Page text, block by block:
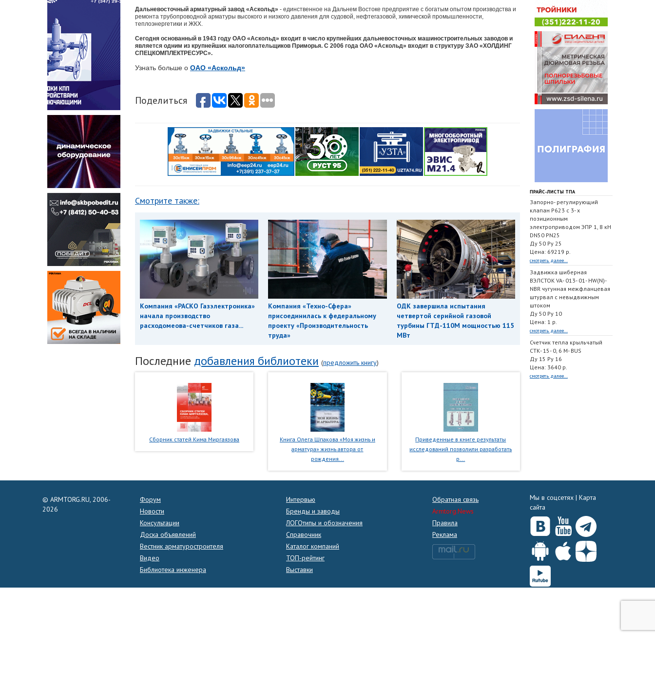
Дальневосточный арматурный завод «Аскольд» - единственное на Дальнем Востоке предприятие с богатым опытом производства и
ремонта трубопроводной арматуры высокого и низкого давления для судовой, нефтегазовой, химической промышленности,
теплоэнергетики и ЖКХ.
Сегодня основанный в 1943 году ОАО «Аскольд» входит в число крупнейших дальневосточных машиностроительных заводов и
является одним из крупнейших налогоплательщиков Приморья. С 2006 года ОАО «Аскольд» входит в структуру ЗАО «ХОЛДИНГ
СПЕЦКОМПЛЕКТРЕСУРС».
Узнать больше о ОАО «Аскольд»
Поделиться
Смотрите также:
Компания «РАСКО Газэлектроника»
начала производство
расходомеова-счетчиков газа...
Компания «Техно-Сфера»
присоединилась к федеральному
проекту «Производительность
труда»
ОДК завершила испытания
четвертой серийной газовой
турбины ГТД-110М мощностью 115
МВт
Последние добавления библиотеки (предложить книгу)
Сборник статей Кима Миргаязова
Книга Олега Шпакова «Моя жизнь и
арматура» жизнь автора от
рождения...
Приведенные в книге результаты
исследований позволили разработать
р...
ПРАЙС-ЛИСТЫ ТПА
Запорно- регулирующий
клапан Р623 с 3- х
позиционным
электроприводом ЭПР 1, 8 кН
DN50 PN25
Ду 50 Ру 25
Цена: 69219 р.
смотреть далее...
Задвижка шиберная
ВЭЛСТОК VA- 013- 01- HW(N)-
NBR чугунная межфланцевая
штурвал с невыдвижным
штоком
Ду 50 Ру 10
Цена: 1 р.
смотреть далее...
Счетчик тепла крыльчатый
СТК- 15- 0, 6 M- BUS
Ду 15 Ру 16
Цена: 3640 р.
смотреть далее...
© ARMTORG.RU, 2006-
2026
Форум
Новости
Консультации
Доска объявлений
Вестник арматуростроителя
Видео
Библиотека инженера
Интервью
Бренды и заводы
ЛОГОтипы и обозначения
Справочник
Каталог компаний
ТОП-рейтинг
Выставки
Обратная связь
Armtorg.News
Правила
Реклама
Мы в соцсетях | Карта
сайта